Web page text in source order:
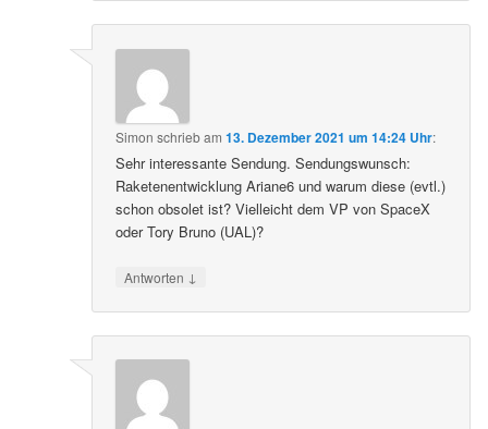
Simon schriebam13. Dezember 2021 um 14:24 Uhr:
Sehr interessante Sendung. Sendungswunsch:
Raketenentwicklung Ariane6 und warum diese (evtl.)
schon obsolet ist? Vielleicht dem VP von SpaceX
oder Tory Bruno (UAL)?
Antworten ↓